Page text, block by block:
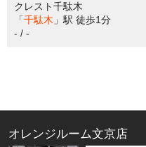
クレスト千駄木
「千駄木 」駅 徒歩1分
- / -
オレンジルーム文京店